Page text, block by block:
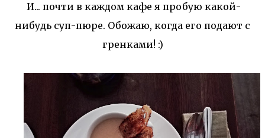
И... почти в каждом кафе я пробую какой-
нибудь суп-пюре. Обожаю, когда его подают с
гренками! :)